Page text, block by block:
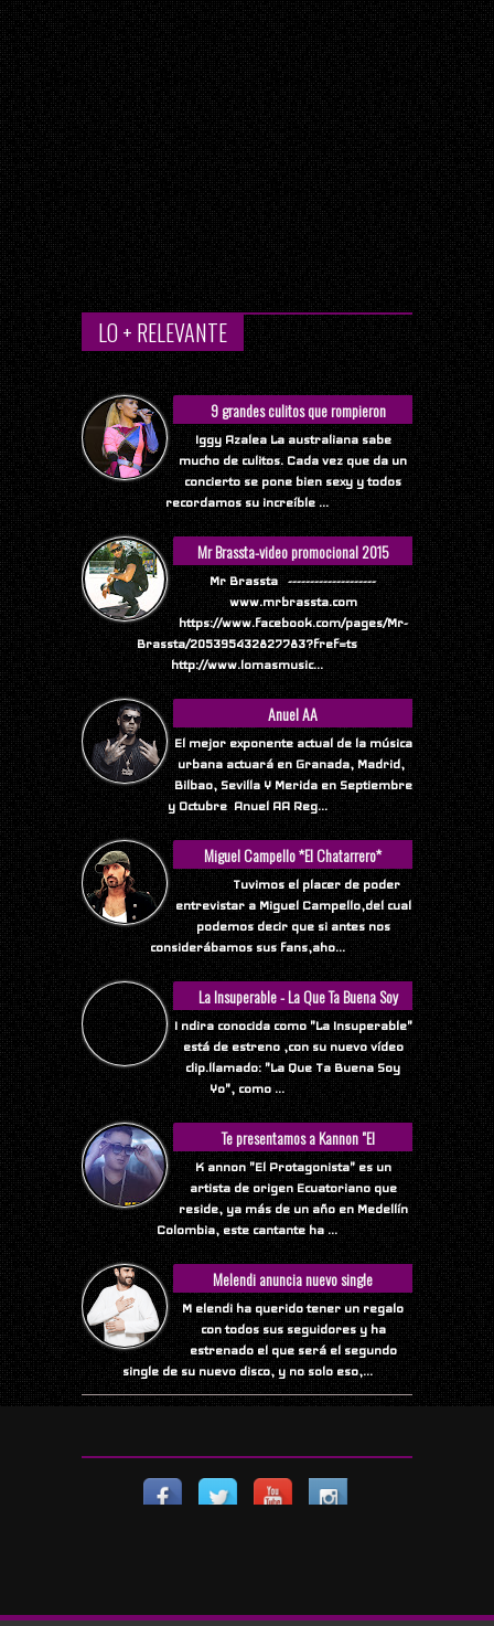
LO + RELEVANTE
9 grandes culitos que rompieron
Internet
Iggy Azalea La australiana sabe
mucho de culitos. Cada vez que da un
concierto se pone bien sexy y todos
recordamos su increíble ...
Mr Brassta-video promocional 2015
Mr Brassta --------------------
www.mrbrassta.com
https://www.facebook.com/pages/Mr-
Brassta/205395432827783?fref=ts
http://www.lomasmusic...
Anuel AA
El mejor exponente actual de la música
urbana actuará en Granada, Madrid,
Bilbao, Sevilla Y Merida en Septiembre
y Octubre Anuel AA Reg...
Miguel Campello *El Chatarrero*
Tuvimos el placer de poder
entrevistar a Miguel Campello,del cual
podemos decir que si antes nos
considerábamos sus fans,aho...
La Insuperable - La Que Ta Buena Soy
Yo
I ndira conocida como "La Insuperable"
está de estreno ,con su nuevo vídeo
clip.llamado: "La Que Ta Buena Soy
Yo", como ...
Te presentamos a Kannon "El
Protagonista"
K annon "El Protagonista" es un
artista de origen Ecuatoriano que
reside, ya más de un año en Medellín
Colombia, este cantante ha ...
Melendi anuncia nuevo single
M elendi ha querido tener un regalo
con todos sus seguidores y ha
estrenado el que será el segundo
single de su nuevo disco, y no solo eso,...